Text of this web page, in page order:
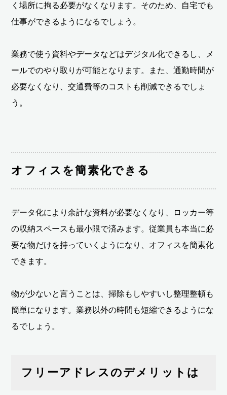
く場所に拘る必要がなくなります。そのため、自宅でも
仕事ができるようになるでしょう。
業務で使う資料やデータなどはデジタル化できるし、メ
ールでのやり取りが可能となります。また、通勤時間が
必要なくなり、交通費等のコストも削減できるでしょ
う。
オフィスを簡素化できる
データ化により余計な資料が必要なくなり、ロッカー等
の収納スペースも最小限で済みます。従業員も本当に必
要な物だけを持っていくようになり、オフィスを簡素化
できます。
物が少ないと言うことは、掃除もしやすいし整理整頓も
簡単になります。業務以外の時間も短縮できるようにな
るでしょう。
フリーアドレスのデメリットは